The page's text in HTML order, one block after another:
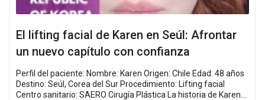
El lifting facial de Karen en Seúl: Afrontar
un nuevo capítulo con confianza
Perfil del paciente: Nombre: Karen Origen: Chile Edad: 48 años
Destino: Seúl, Corea del Sur Procedimiento: Lifting facial
Centro sanitario: SAERO Cirugía Plástica La historia de Karen